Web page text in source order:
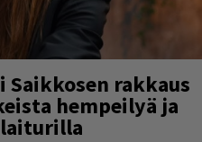
Saikkosen rakkaus
hempeilyä ja